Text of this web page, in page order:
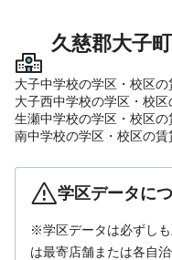
久慈郡大子
大子中学校の学区・校区の
大子西中学校の学区・校
生瀬中学校の学区・校区の
南中学校の学区・校区の賃
学区データに
※学区データは必ずし
は最寄店舗または各自